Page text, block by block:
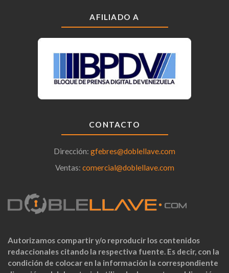
AFILIADO A
CONTACTO
Dirección: gfebres@doblellave.com
Ventas: comercial@doblellave.com
Autorizamos compartir y/o reproducir los contenidos
redaccionales citando la respectiva fuente. Es decir, con la
condición de colocar en la información la correspondiente